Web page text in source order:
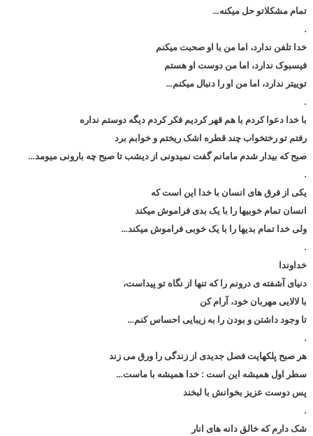
تمام مشکلاتو حل میکنه…
.
خدا تلفن ندارد، اما من با او صحبت میکنم
فیسبوک ندارد، اما من دوست او هستم
توییتر ندارد، اما من او را دنبال میکنم…
.
با خدا دعوا کردم با هم قهر کردیم فکر کردم دیگه دوستم نداره
رفتم تو رختخواب چند قطره اشک ریختم و خوابم برد
صبح که بیدار شدم مامانم گفت نمیدونی از دیشب تا صبح چه بارونی میومد…
.
یکی از فرق های انسان با خدا این است که
انسان تمام خوبیها را با یک بدی فراموش میکند
ولی خدا تمام بدیها را با یک خوبی فراموش میکند…
.
خداوندا
دنیای آشفته ی درونم را که تنها از نگاه تو پیداست،
با لالایی مهربان خود، آرام کن
تا وجود داشتن و بودن را به زیبایی احساس کنم…
.
هر صبح پلکهایت فصل جدیدی از زندگی را ورق می زند
سطر اول همیشه این است : خدا همیشه با ماست…
پس دوست عزیز بخوانش با لبخند
.
شک دارم که خالق دانه های انار